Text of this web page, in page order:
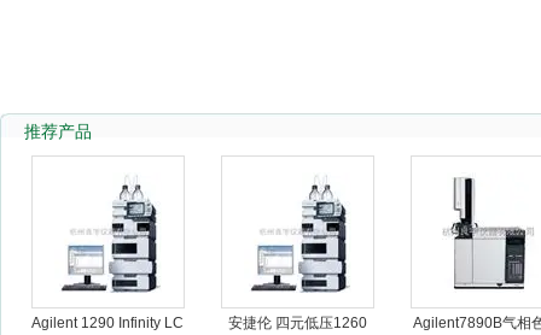
杭州良宇仪器有限公司
推荐产品
Agilent 1290 Infinity LC
安捷伦 四元低压1260
Agilent7890B气相